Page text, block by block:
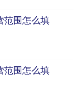
范围怎么填
范围怎么填